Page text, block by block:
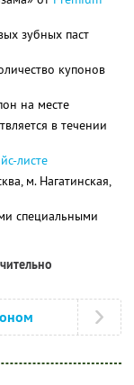
зубных паст
купонов
на месте
в течении
листе
м. Нагатинская,
специальными